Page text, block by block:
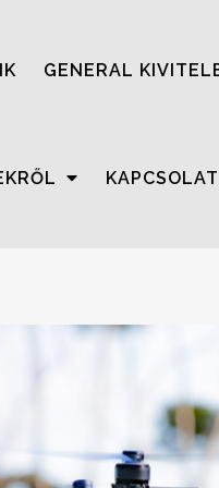
GENERAL
KAPCSOLAT